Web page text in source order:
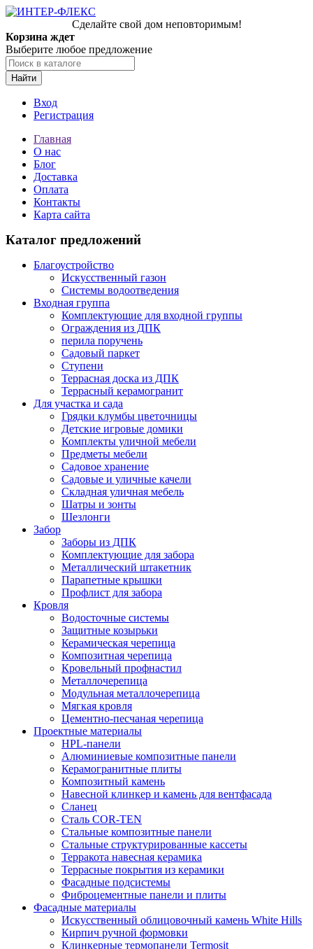
Сделайте свой дом неповторимым!
Корзина ждет
Выберите любое предложение
Найти
Вход
Регистрация
Главная
О нас
Блог
Доставка
Оплата
Контакты
Карта сайта
Каталог предложений
Благоустройство
Искусственный газон
Системы водоотведения
Входная группа
Комплектующие для входной группы
Ограждения из ДПК
перила поручень
Садовый паркет
Ступени
Террасная доска из ДПК
Террасный керамогранит
Для участка и сада
Грядки клумбы цветочницы
Детские игровые домики
Комплекты уличной мебели
Предметы мебели
Садовое хранение
Садовые и уличные качели
Складная уличная мебель
Шатры и зонты
Шезлонги
Забор
Заборы из ДПК
Комплектующие для забора
Металлический штакетник
Парапетные крышки
Профлист для забора
Кровля
Водосточные системы
Защитные козырьки
Керамическая черепица
Композитная черепица
Кровельный профнастил
Металлочерепица
Модульная металлочерепица
Мягкая кровля
Цементно-песчаная черепица
Проектные материалы
HPL-панели
Алюминиевые композитные панели
Керамогранитные плиты
Композитный камень
Навесной клинкер и камень для вентфасада
Сланец
Сталь COR-TEN
Стальные композитные панели
Стальные структурированные кассеты
Терракота навесная керамика
Террасные покрытия из керамики
Фасадные подсистемы
Фиброцементные панели и плиты
Фасадные материалы
Искусственный облицовочный камень White Hills
Кирпич ручной формовки
Клинкерные термопанели Termosit